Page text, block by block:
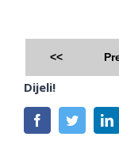
<<
Dijeli!
FacebookTwitter